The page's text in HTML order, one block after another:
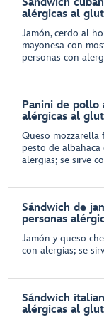
alérgicas al
Jamón, cerdo al
mayonesa con
personas con
Panini de pollo
alérgicas al
Queso mozzarella
pesto de
alergias; se sirve
Sándwich de
personas
Jamón y queso
con alergias; se
Sándwich
alérgicas al